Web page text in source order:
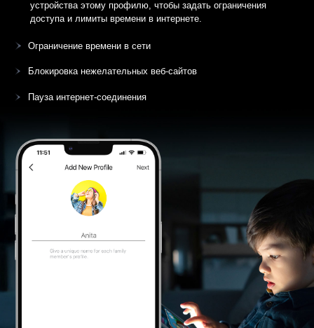
устройства этому профилю, чтобы задать ограничения
доступа и лимиты времени в интернете.
Ограничение времени в сети
Блокировка нежелательных веб-сайтов
Пауза интернет-соединения